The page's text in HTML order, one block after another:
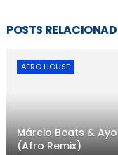
POSTS
AFRO HOUSE
Márcio Beats &
(Afro Remix)